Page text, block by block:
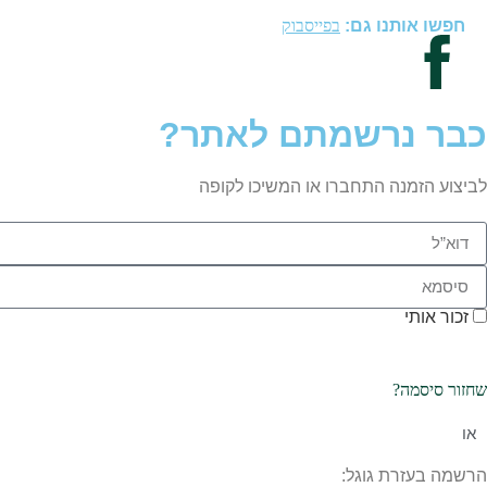
חפשו אותנו גם: בפייסבוק
כבר נרשמתם לאתר?
לביצוע הזמנה התחברו או המשיכו לקופה
זכור אותי
שחזור סיסמה?
או
הרשמה בעזרת גוגל: